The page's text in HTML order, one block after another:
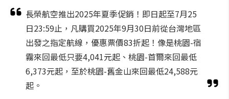
長榮航空推出2025年夏季促銷！即日起至7月25
日23:59止，凡購買2025年9月30日前從台灣地區
出發之指定航線，優惠票價83折起！像是桃園-宿
霧來回最低只要4,041元起、桃園-首爾來回最低
6,373元起，至於桃園-舊金山來回最低24,588元
起。